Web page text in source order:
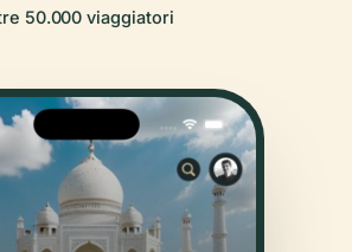
50.000 viaggiatori